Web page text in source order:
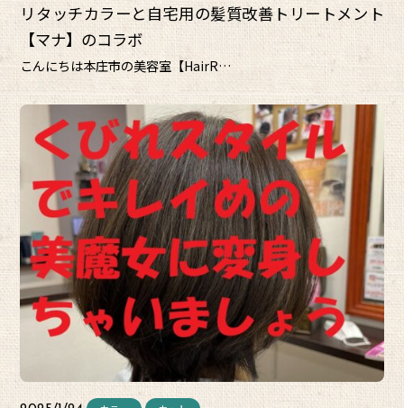
リタッチカラーと自宅用の髪質改善トリートメント
【マナ】のコラボ
こんにちは本庄市の美容室【HairR…